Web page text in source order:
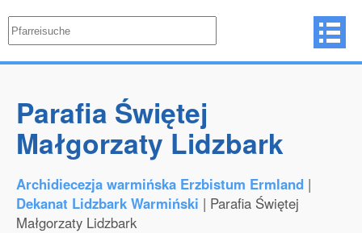
Parafia Świętej
Małgorzaty Lidzbark
Archidiecezja warmińska Erzbistum Ermland |
Dekanat Lidzbark Warmiński | Parafia Świętej
Małgorzaty Lidzbark